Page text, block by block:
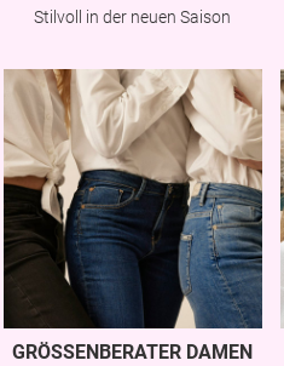
Stilvoll in der neuen Saison
GRÖSSENBERATER DAMEN